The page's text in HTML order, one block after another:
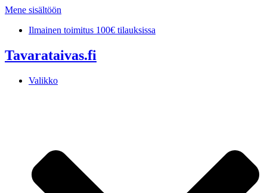
Mene sisältöön
Ilmainen toimitus 100€ tilauksissa
Tavarataivas.fi
Valikko